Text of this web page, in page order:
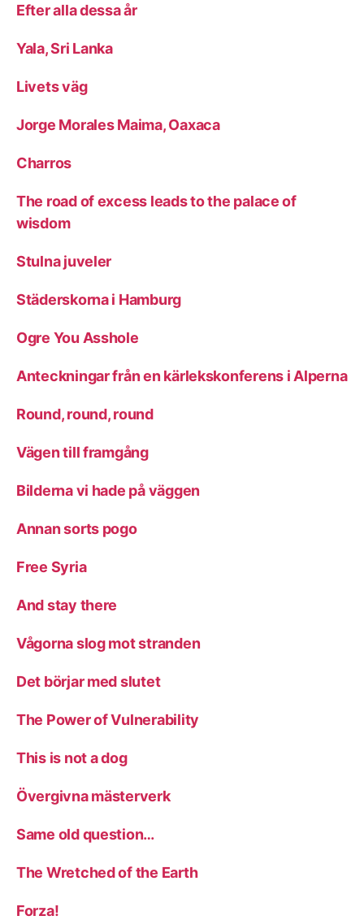
Efter alla dessa år
Yala, Sri Lanka
Livets väg
Jorge Morales Maima, Oaxaca
Charros
The road of excess leads to the palace of
wisdom
Stulna juveler
Städerskorna i Hamburg
Ogre You Asshole
Anteckningar från en kärlekskonferens i Alperna
Round, round, round
Vägen till framgång
Bilderna vi hade på väggen
Annan sorts pogo
Free Syria
And stay there
Vågorna slog mot stranden
Det börjar med slutet
The Power of Vulnerability
This is not a dog
Övergivna mästerverk
Same old question…
The Wretched of the Earth
Forza!